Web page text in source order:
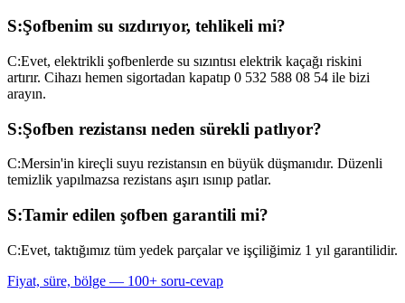
S:Şofbenim su sızdırıyor, tehlikeli mi?
C:Evet, elektrikli şofbenlerde su sızıntısı elektrik kaçağı riskini
artırır. Cihazı hemen sigortadan kapatıp 0 532 588 08 54 ile bizi
arayın.
S:Şofben rezistansı neden sürekli patlıyor?
C:Mersin'in kireçli suyu rezistansın en büyük düşmanıdır. Düzenli
temizlik yapılmazsa rezistans aşırı ısınıp patlar.
S:Tamir edilen şofben garantili mi?
C:Evet, taktığımız tüm yedek parçalar ve işçiliğimiz 1 yıl garantilidir.
Fiyat, süre, bölge — 100+ soru-cevap